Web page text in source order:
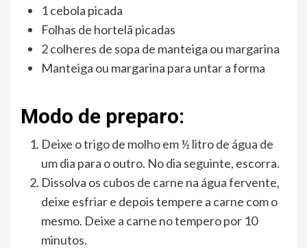
1 cebola picada
Folhas de hortelã picadas
2 colheres de sopa de manteiga ou margarina
Manteiga ou margarina para untar a forma
Modo de preparo:
Deixe o trigo de molho em ½ litro de água de
um dia para o outro. No dia seguinte, escorra.
Dissolva os cubos de carne na água fervente,
deixe esfriar e depois tempere a carne com o
mesmo. Deixe a carne no tempero por 10
minutos.